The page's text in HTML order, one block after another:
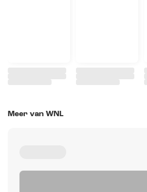
Meer van WNL